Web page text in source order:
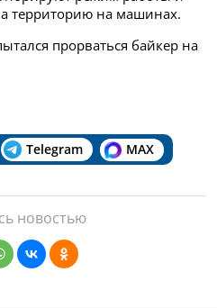
территорию на машинах.
прорваться байкер на
Telegram MAX
новостью